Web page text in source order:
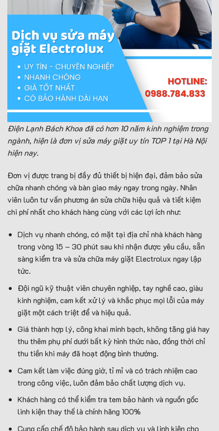
Điện Lạnh Bách Khoa đã có hơn 10 năm kinh nghiệm trong
ngành, hiện là đơn vị sửa máy giặt uy tín TOP 1 tại Hà Nội
hiện nay.
Đơn vị được trang bị đầy đủ thiết bị hiện đại, đảm bảo sửa
chữa nhanh chóng và bàn giao máy ngay trong ngày. Nhân
viên luôn tư vấn phương án sửa chữa hiệu quả và tiết kiệm
chi phí nhất cho khách hàng cùng với các lợi ích như:
Dịch vụ nhanh chóng, có mặt tại địa chỉ nhà khách hàng
trong vòng 15 – 30 phút sau khi nhận được yêu cầu, sẵn
sàng kiểm tra và sửa chữa máy giặt Electrolux ngay lập
tức.
Đội ngũ kỹ thuật viên chuyên nghiệp, tay nghề cao, giàu
kinh nghiệm, cam kết xử lý và khắc phục mọi lỗi của máy
giặt một cách triệt để và hiệu quả.
Giá thành hợp lý, công khai minh bạch, không tăng giá hay
thu thêm phụ phí dưới bất kỳ hình thức nào, đồng thời chỉ
thu tiền khi máy đã hoạt động bình thường.
Cam kết làm việc đúng giờ, tỉ mỉ và có trách nhiệm cao
trong công việc, luôn đảm bảo chất lượng dịch vụ.
Khách hàng có thể kiểm tra tem bảo hành và nguồn gốc
linh kiện thay thế là chính hãng 100%
Cung cấp chế độ bảo hành sau dịch vụ và linh kiện cho